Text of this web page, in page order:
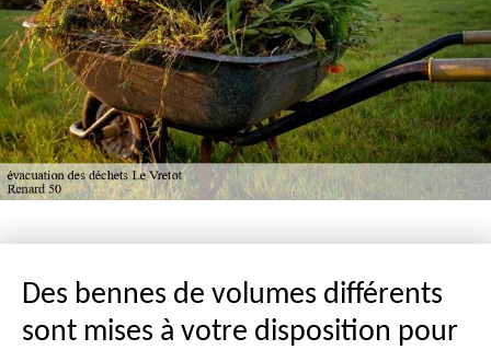
Des bennes de volumes différents
sont mises à votre disposition pour